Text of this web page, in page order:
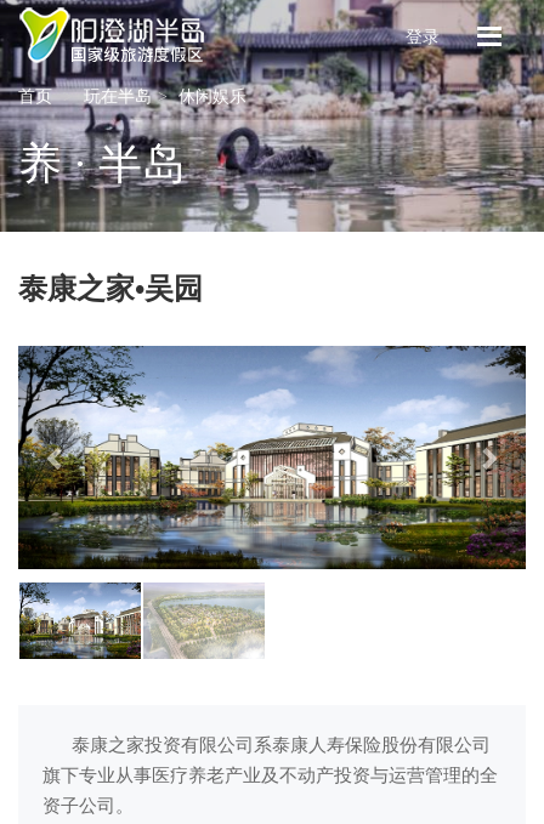
登录
首页 玩在半岛 休闲娱乐
养 · 半岛
泰康之家•吴园
泰康之家投资有限公司系泰康人寿保险股份有限公司
旗下专业从事医疗养老产业及不动产投资与运营管理的全
资子公司。